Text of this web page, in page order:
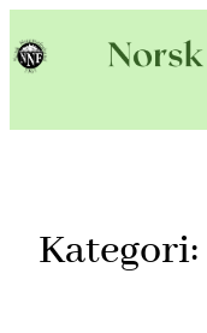
til
Kategori: